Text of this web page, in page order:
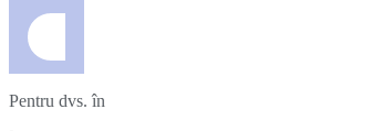
Pentru dvs. în